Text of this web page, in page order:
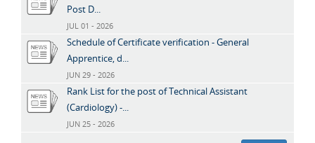
Post D...
JUL 01 - 2026
Schedule of Certificate verification - General
Apprentice, d...
JUN 29 - 2026
Rank List for the post of Technical Assistant
(Cardiology) -...
JUN 25 - 2026